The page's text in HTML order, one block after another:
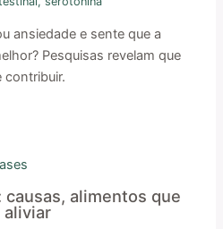
ansiedade e sente que a
Pesquisas revelam que
contribuir.
alimentos que
aliviar